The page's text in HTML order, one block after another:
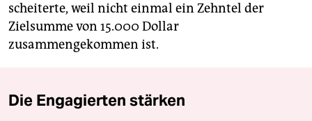
scheiterte, weil nicht einmal ein Zehntel der
Zielsumme von 15.000 Dollar
zusammengekommen ist.
Die Engagierten stärken